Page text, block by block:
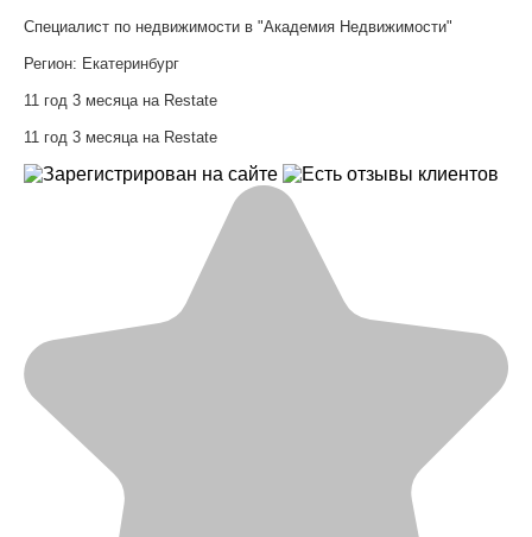
Специалист по недвижимости в "Академия Недвижимости"
Регион: Екатеринбург
11 год 3 месяца на Restate
11 год 3 месяца на Restate